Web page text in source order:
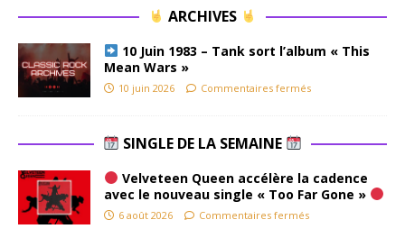
ARCHIVES
10 Juin 1983 – Tank sort l’album « This
Mean Wars »
10 juin 2026 Commentaires fermés
SINGLE DE LA SEMAINE
Velveteen Queen accélère la cadence
avec le nouveau single « Too Far Gone »
6 août 2026 Commentaires fermés